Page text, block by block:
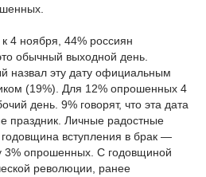
4 ноября, 44% россиян
обычный выходной день.
назвал эту дату официальным
(19%). Для 12% опрошенных 4
день. 9% говорят, что эта дата
праздник. Личные радостные
вступления в брак —
3% опрошенных. С годовщиной
революции, ранее